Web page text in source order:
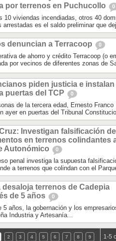
por terrenos en Puchucollo
0
10 viviendas incendiadas, otros 40
arrestadas es el saldo preliminar que
denuncian a Terracoop 0
de ahorro y crédito Terracoop (o
por vecinos de diferentes zonas de
piden justicia e instalan
puertas del TCP
0
de la tercera edad, Ernesto
ayer en puertas del Tribunal
Investigan falsificación de
en terrenos colindantes
Autonómico
0
penal investiga la supuesta
a terrenos que colindan con el
desaloja terrenos de Cadepia
de 5 años
0
5 años, la gobernación y los
Industria y Artesanía...
2 3 4 5 6 7 8 9 1-5